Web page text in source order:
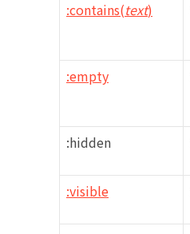
:contains(text)
:empty
:hidden
:visible